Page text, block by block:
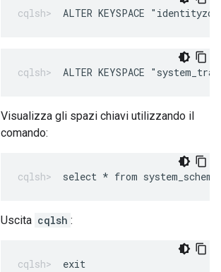
ALTER KEYSPACE
ALTER KEYSPACE
Visualizza gli spazi chiavi utilizzando il
comando:
select * from
Uscita cqlsh :
exit